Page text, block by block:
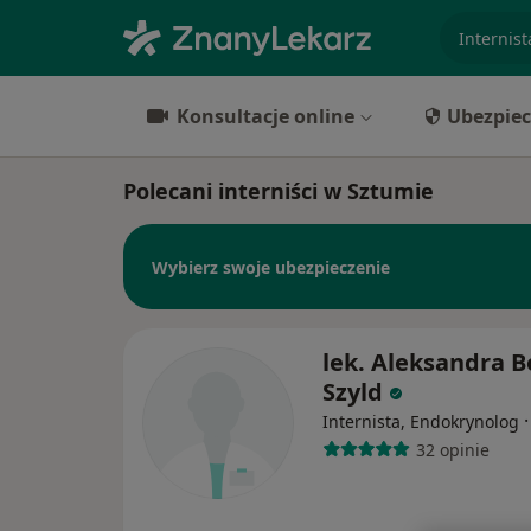
Konsultacje online
Polecani interniści w Sztumie
Wybierz swoje ubezpieczenie
lek. Aleksandra
Szyld
Internista, Endokrynolog ·
32 opinie